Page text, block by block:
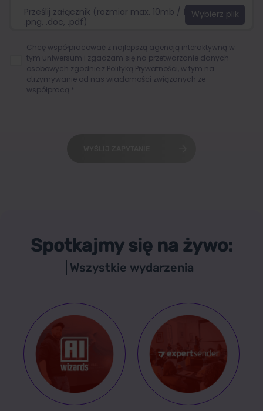
Prześlij załącznik (rozmiar max. 10mb / format:.jpg,
.png, .doc, .pdf)
Chcę współpracować z najlepszą agencją interaktywną w
tym uniwersum i zgadzam się na przetwarzanie danych
osobowych zgodnie z Polityką Prywatności , w tym na
otrzymywanie od nas wiadomości związanych ze
współpracą.*
Spotkajmy się na żywo:
Wszystkie wydarzenia